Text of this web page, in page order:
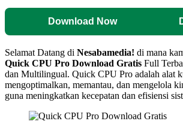
Download Now
Selamat Datang di Nesabamedia! di mana
Quick CPU Pro Download Gratis Full
dan Multilingual. Quick CPU Pro adalah alat
mengoptimalkan, memantau, dan mengelola
guna meningkatkan kecepatan dan efisiensi